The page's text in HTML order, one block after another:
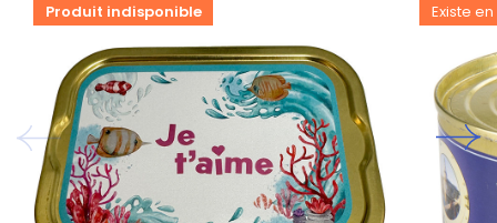
Produit indisponible Existe